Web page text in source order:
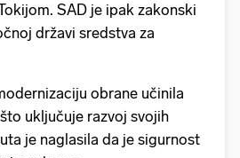
SAD je ipak zakonski
državi sredstva za
obrane učinila
uključuje razvoj svojih
je naglasila da je sigurnost